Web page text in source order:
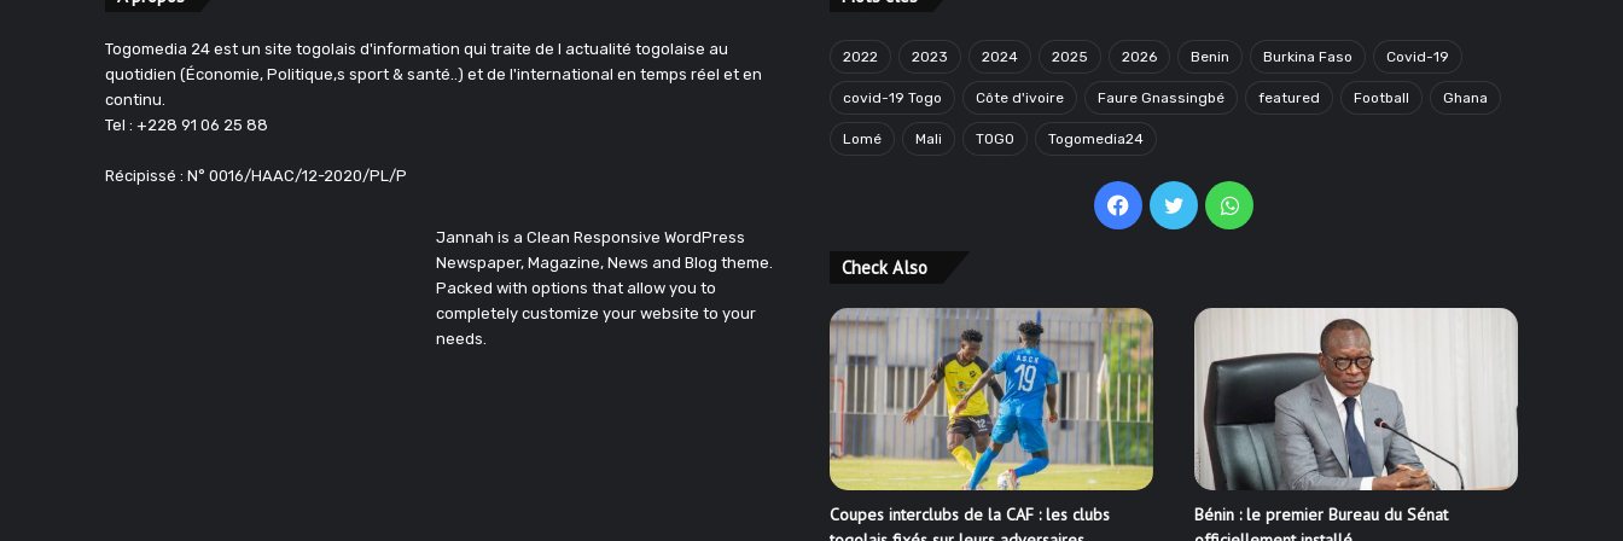
Togomedia 24 est un site togolais d'information qui traite de l actualité togolaise au
quotidien (Économie, Politique,s sport & santé..) et de l'international en temps réel et en
continu.
Tel : +228 91 06 25 88
Récipissé : N° 0016/HAAC/12-2020/PL/P
Jannah is a Clean Responsive WordPress
Newspaper, Magazine, News and Blog theme.
Packed with options that allow you to
completely customize your website to your
needs.
2022 2023 2024 2025 2026 Benin Burkina Faso Covid-19
covid-19 Togo Côte d'ivoire Faure Gnassingbé featured Football Ghana
Lomé Mali TOGO Togomedia24
Facebook
TwitterWhatsApp
Check Also
Coupes interclubs de la CAF : les clubs
Bénin : le premier Bureau du Sénat